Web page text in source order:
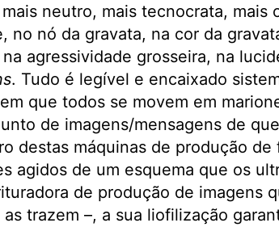
neutro, mais tecnocrata, mais
no nó da gravata, na cor da
agressividade grosseira, na
. Tudo é legível e encaixado
que todos se movem em
de imagens/mensagens de
destas máquinas de produção de
agidos de um esquema que os
de produção de imagens
trazem –, a sua liofilização